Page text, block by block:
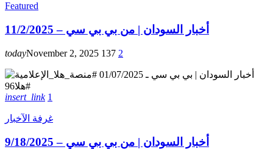
Featured
أخبار السودان | من بي بي سي – 11/2/2025
todayNovember 2, 2025 137 2
insert_link 1
غرفة الآخبار
أخبار السودان | من بي بي سي – 9/18/2025